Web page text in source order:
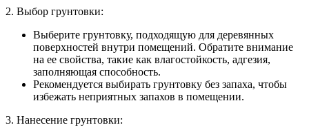
2. Выбор грунтовки:
Выберите грунтовку, подходящую для деревянных
поверхностей внутри помещений. Обратите внимание
на ее свойства, такие как влагостойкость, адгезия,
заполняющая способность.
Рекомендуется выбирать грунтовку без запаха, чтобы
избежать неприятных запахов в помещении.
3. Нанесение грунтовки: